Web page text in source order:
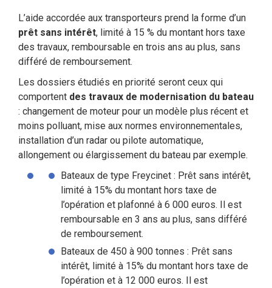
L’aide accordée aux transporteurs prend la forme d’un
prêt sans intérêt, limité à 15 % du montant hors taxe
des travaux, remboursable en trois ans au plus, sans
différé de remboursement.
Les dossiers étudiés en priorité seront ceux qui
comportent des travaux de modernisation du bateau
: changement de moteur pour un modèle plus récent et
moins polluant, mise aux normes environnementales,
installation d’un radar ou pilote automatique,
allongement ou élargissement du bateau par exemple.
Bateaux de type Freycinet : Prêt sans intérêt,
limité à 15% du montant hors taxe de
l’opération et plafonné à 6 000 euros. Il est
remboursable en 3 ans au plus, sans différé
de remboursement.
Bateaux de 450 à 900 tonnes : Prêt sans
intérêt, limité à 15% du montant hors taxe de
l’opération et à 12 000 euros. Il est